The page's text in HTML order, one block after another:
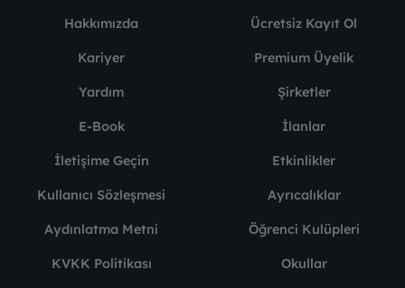
Hakkımızda
Kariyer
Yardım
E-Book
İletişime Geçin
Kullanıcı Sözleşmesi
Aydınlatma Metni
KVKK Politikası
Ücretsiz Kayıt Ol
Premium Üyelik
Şirketler
İlanlar
Etkinlikler
Ayrıcalıklar
Öğrenci Kulüpleri
Okullar